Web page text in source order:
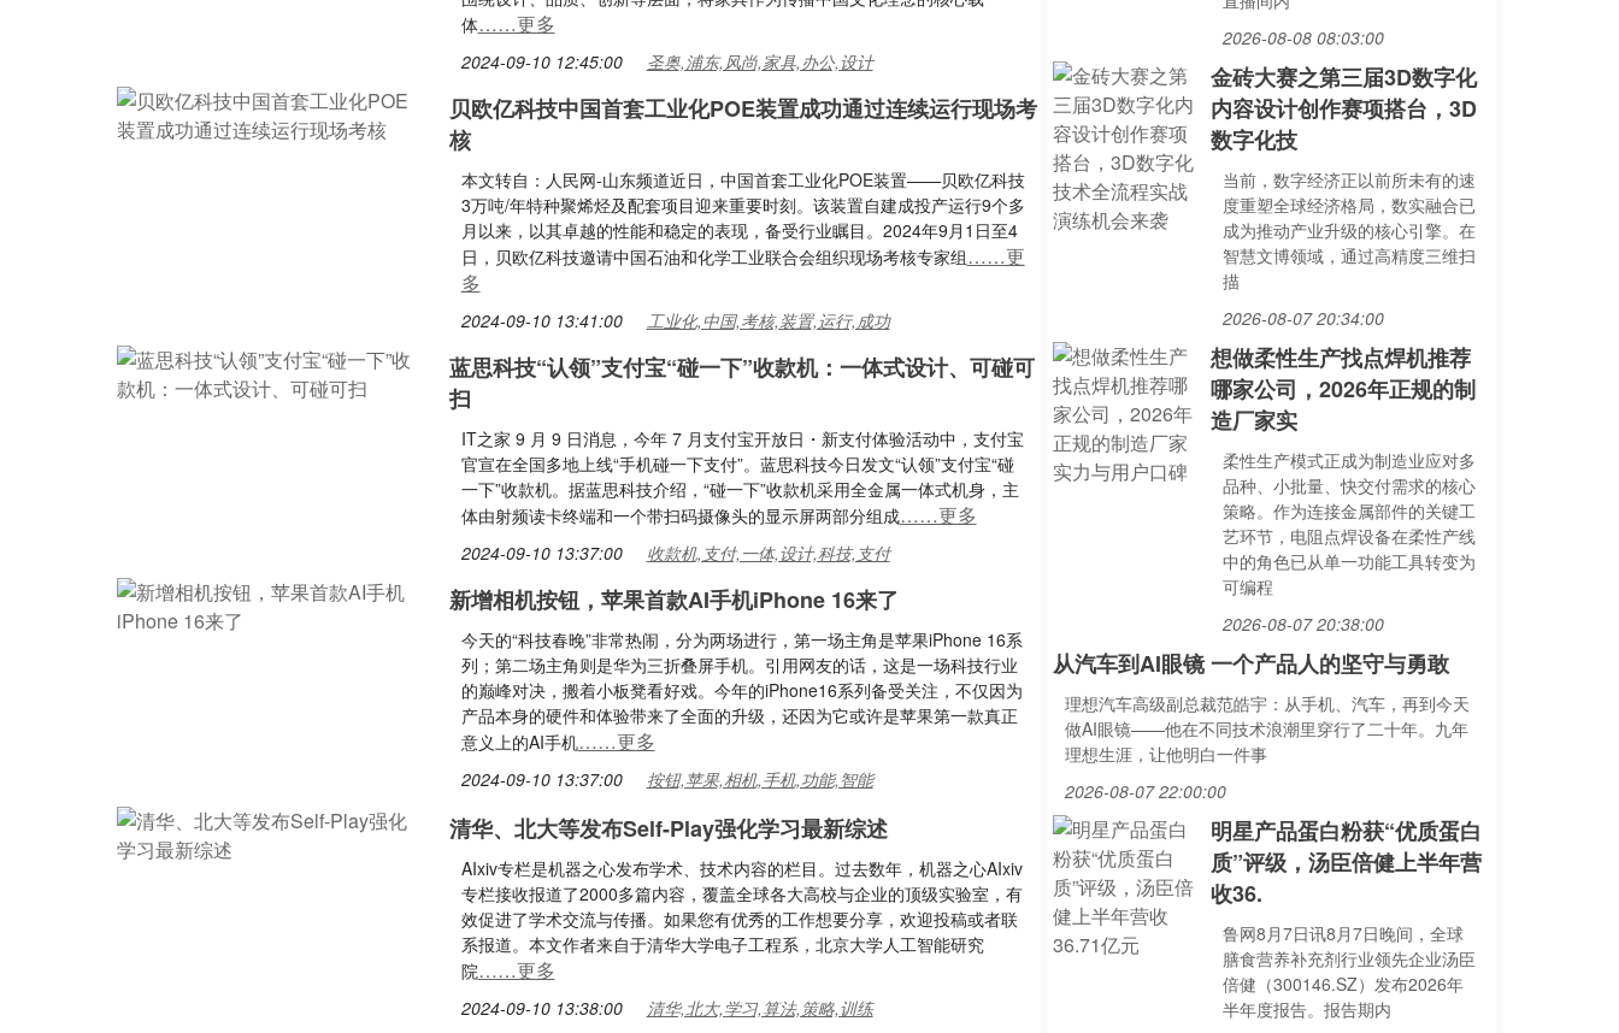
体……更多
2024-09-10 12:45:00 圣奥,浦东,风尚,家具,办公,设计
贝欧亿科技中国首套工业化POE装置成功通过连续运行现场考
核
本文转自：人民网-山东频道近日，中国首套工业化POE装置——贝欧亿科技
3万吨/年特种聚烯烃及配套项目迎来重要时刻。该装置自建成投产运行9个多
月以来，以其卓越的性能和稳定的表现，备受行业瞩目。2024年9月1日至4
日，贝欧亿科技邀请中国石油和化学工业联合会组织现场考核专家组……更
多
2024-09-10 13:41:00 工业化,中国,考核,装置,运行,成功
蓝思科技“认领”支付宝“碰一下”收款机：一体式设计、可碰可
扫
IT之家 9 月 9 日消息，今年 7 月支付宝开放日・新支付体验活动中，支付宝
官宣在全国多地上线“手机碰一下支付”。蓝思科技今日发文“认领”支付宝“碰
一下”收款机。据蓝思科技介绍，“碰一下”收款机采用全金属一体式机身，主
体由射频读卡终端和一个带扫码摄像头的显示屏两部分组成……更多
2024-09-10 13:37:00 收款机,支付,一体,设计,科技,支付
新增相机按钮，苹果首款AI手机iPhone 16来了
今天的“科技春晚”非常热闹，分为两场进行，第一场主角是苹果iPhone 16系
列；第二场主角则是华为三折叠屏手机。引用网友的话，这是一场科技行业
的巅峰对决，搬着小板凳看好戏。今年的iPhone16系列备受关注，不仅因为
产品本身的硬件和体验带来了全面的升级，还因为它或许是苹果第一款真正
意义上的AI手机……更多
2024-09-10 13:37:00 按钮,苹果,相机,手机,功能,智能
清华、北大等发布Self-Play强化学习最新综述
AIxiv专栏是机器之心发布学术、技术内容的栏目。过去数年，机器之心AIxiv
专栏接收报道了2000多篇内容，覆盖全球各大高校与企业的顶级实验室，有
效促进了学术交流与传播。如果您有优秀的工作想要分享，欢迎投稿或者联
系报道。本文作者来自于清华大学电子工程系，北京大学人工智能研究
院……更多
2024-09-10 13:38:00 清华,北大,学习,算法,策略,训练
2026-08-08 08:03:00
金砖大赛之第三届3D数字化
内容设计创作赛项搭台，3D
数字化技
当前，数字经济正以前所未有的速
度重塑全球经济格局，数实融合已
成为推动产业升级的核心引擎。在
智慧文博领域，通过高精度三维扫
描
2026-08-07 20:34:00
想做柔性生产找点焊机推荐
哪家公司，2026年正规的制
造厂家实
柔性生产模式正成为制造业应对多
品种、小批量、快交付需求的核心
策略。作为连接金属部件的关键工
艺环节，电阻点焊设备在柔性产线
中的角色已从单一功能工具转变为
可编程
2026-08-07 20:38:00
从汽车到AI眼镜 一个产品人的坚守与勇敢
理想汽车高级副总裁范皓宇：从手机、汽车，再到今天
做AI眼镜——他在不同技术浪潮里穿行了二十年。九年
理想生涯，让他明白一件事
2026-08-07 22:00:00
明星产品蛋白粉获“优质蛋白
质”评级，汤臣倍健上半年营
收36.
鲁网8月7日讯8月7日晚间，全球
膳食营养补充剂行业领先企业汤臣
倍健（300146.SZ）发布2026年
半年度报告。报告期内